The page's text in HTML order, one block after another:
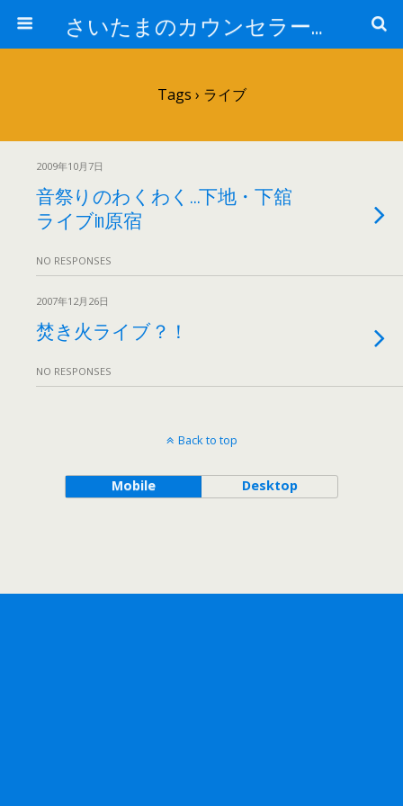
さいたまのカウンセラー日記
Tags › ライブ
2009年10月7日
音祭りのわくわく…下地・下舘
ライブin原宿
NO RESPONSES
2007年12月26日
焚き火ライブ？！
NO RESPONSES
Back to top
Mobile Desktop